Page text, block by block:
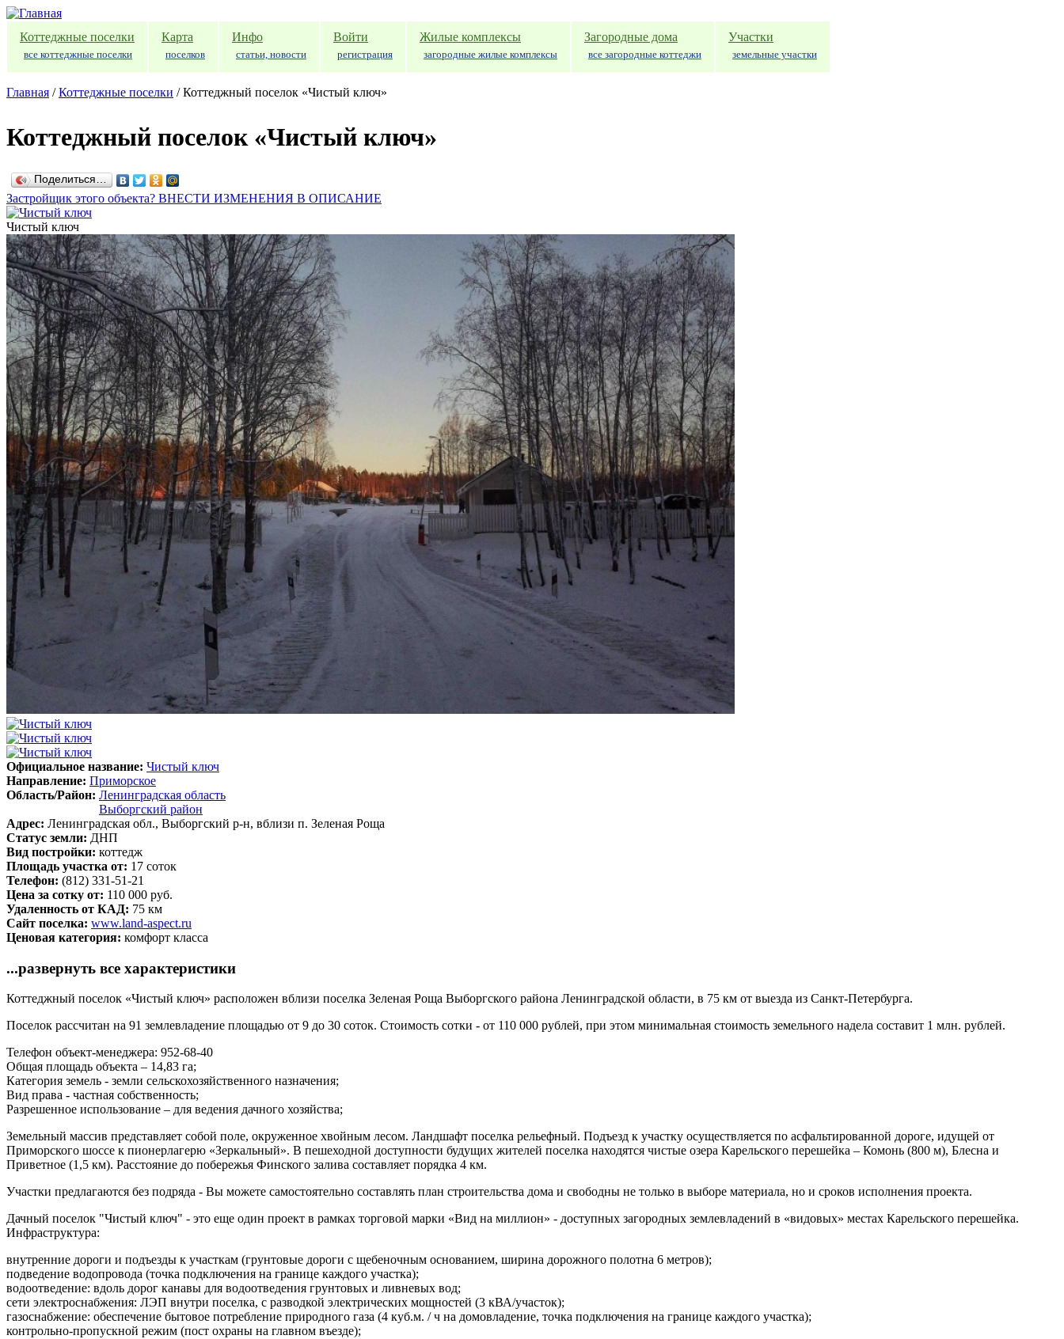
Перейти к основному содержанию
Коттеджные поселки
все коттеджные поселки
Карта
поселков
Инфо
статьи, новости
Войти
регистрация
Жилые комплексы
загородные жилые комплексы
Загородные дома
все загородные коттеджи
Участки
земельные участки
Главная / Коттеджные поселки /Коттеджный поселок «Чистый ключ»
Коттеджный поселок «Чистый ключ»
Поделиться…
Застройщик этого объекта? ВНЕСТИ ИЗМЕНЕНИЯ В ОПИСАНИЕ
Чистый ключ
Официальное название: Чистый ключ
Направление: Приморское
Область/Район: Ленинградская область
Выборгский район
Адрес: Ленинградская обл., Выборгский р-н, вблизи п. Зеленая Роща
Статус земли: ДНП
Вид постройки: коттедж
Площадь участка от: 17 соток
Телефон: (812) 331-51-21
Цена за сотку от: 110 000 руб.
Удаленность от КАД: 75 км
Сайт поселка: www.land-aspect.ru
Ценовая категория: комфорт класса
...развернуть все характеристики
Коттеджный поселок «Чистый ключ» расположен вблизи поселка Зеленая Роща Выборгского района Ленинградской области, в 75 км от выезда из Санкт-Петербурга.
Поселок рассчитан на 91 землевладение площадью от 9 до 30 соток. Стоимость сотки - от 110 000 рублей, при этом минимальная стоимость земельного надела составит 1 млн. рублей.
Телефон объект-менеджера: 952-68-40
Общая площадь объекта – 14,83 га;
Категория земель - земли сельскохозяйственного назначения;
Вид права - частная собственность;
Разрешенное использование – для ведения дачного хозяйства;
Земельный массив представляет собой поле, окруженное хвойным лесом. Ландшафт поселка рельефный. Подъезд к участку осуществляется по асфальтированной дороге, идущей от
Приморского шоссе к пионерлагерю «Зеркальный». В пешеходной доступности будущих жителей поселка находятся чистые озера Карельского перешейка – Комонь (800 м), Блесна и
Приветное (1,5 км). Расстояние до побережья Финского залива составляет порядка 4 км.
Участки предлагаются без подряда - Вы можете самостоятельно составлять план строительства дома и свободны не только в выборе материала, но и сроков исполнения проекта.
Дачный поселок "Чистый ключ" - это еще один проект в рамках торговой марки «Вид на миллион» - доступных загородных землевладений в «видовых» местах Карельского перешейка.
Инфраструктура:
внутренние дороги и подъезды к участкам (грунтовые дороги с щебеночным основанием, ширина дорожного полотна 6 метров);
подведение водопровода (точка подключения на границе каждого участка);
водоотведение: вдоль дорог канавы для водоотведения грунтовых и ливневых вод;
сети электроснабжения: ЛЭП внутри поселка, с разводкой электрических мощностей (3 кВА/участок);
газоснабжение: обеспечение бытовое потребление природного газа (4 куб.м. / ч на домовладение, точка подключения на границе каждого участка);
контрольно-пропускной режим (пост охраны на главном въезде);